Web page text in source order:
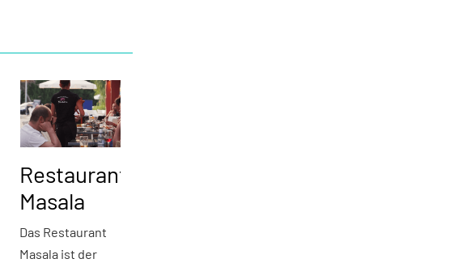
Restaurante
Masala
Das Restaurant
Masala ist der